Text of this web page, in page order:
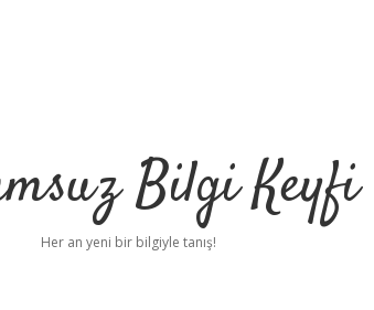
Bilgi Keyfi
Her an yeni bir bilgiyle tanış!